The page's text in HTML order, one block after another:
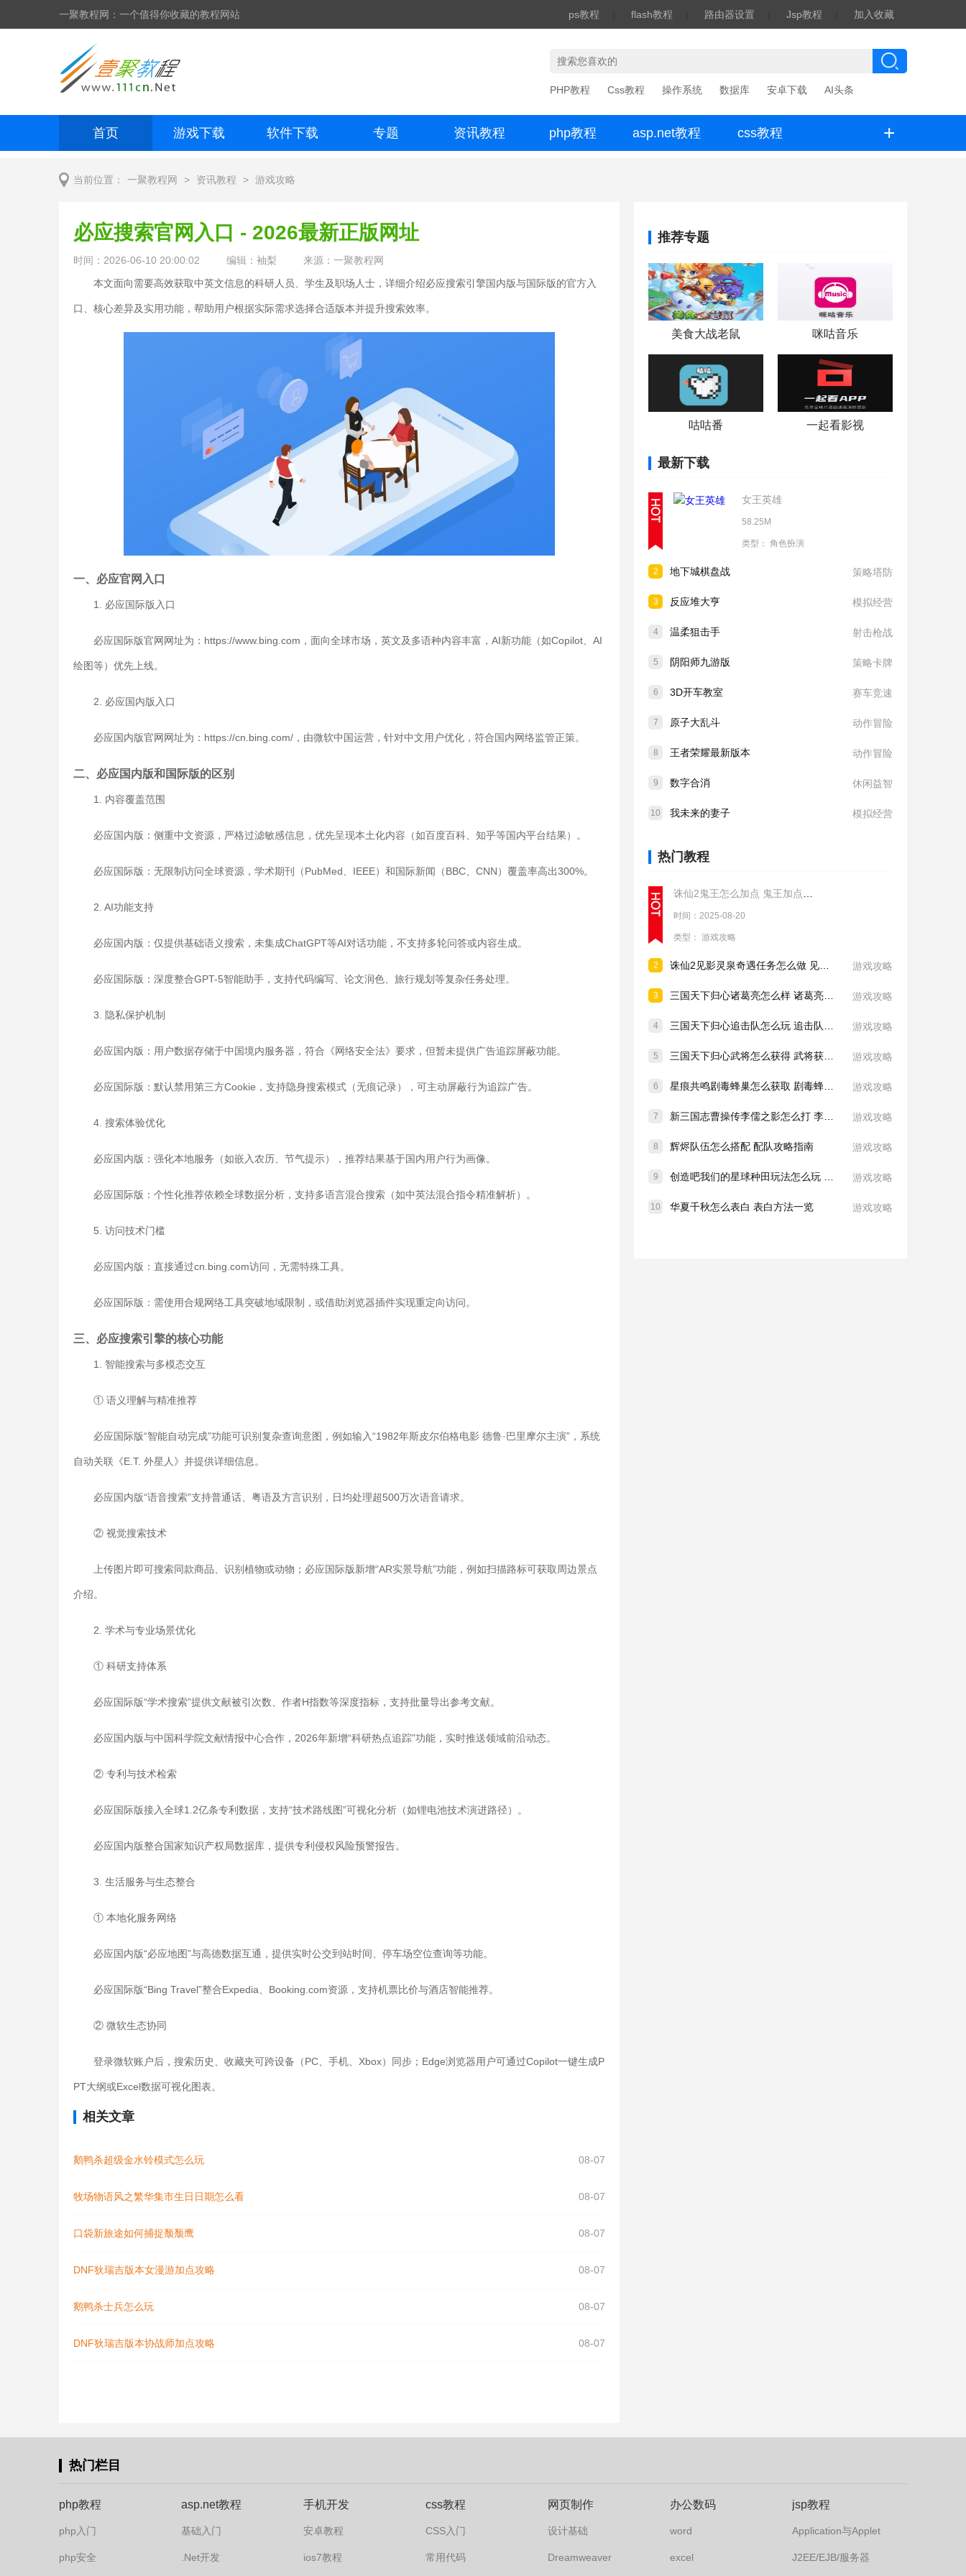
一聚教程网：一个值得你收藏的教程网站 ps教程 flash教程 路由器设置 Jsp教程 加入收藏
PHP教程 Css教程 操作系统 数据库 安卓下载 AI头条
首页 游戏下载 软件下载 专题 资讯教程 php教程 asp.net教程 css教程 +
当前位置： 一聚教程网 > 资讯教程 > 游戏攻略
推荐专题
美食大战老鼠 咪咕音乐
咕咕番 一起看影视
最新下载
女王英雄
58.25M
类型： 角色扮演
2 地下城棋盘战 策略塔防
3 反应堆大亨 模拟经营
4 温柔狙击手 射击枪战
5 阴阳师九游版 策略卡牌
6 3D开车教室 赛车竞速
7 原子大乱斗 动作冒险
8 王者荣耀最新版本 动作冒险
9 数字合消 休闲益智
10 我未来的妻子 模拟经营
热门教程
时间：2025-08-20
类型： 游戏攻略
2 游戏攻略
3 游戏攻略
4 游戏攻略
5 游戏攻略
6 游戏攻略
7 游戏攻略
8 辉烬队伍怎么搭配 配队攻略指南 游戏攻略
9 游戏攻略
10 华夏千秋怎么表白 表白方法一览 游戏攻略
必应搜索官网入口 - 2026最新正版网址
时间：2026-06-10 20:00:02 编辑：袖梨
来源：一聚教程网
本文面向需要高效获取中英文信息的科研人员、学生及职场人士，详细介绍必应搜索引擎国内版与国际版的官方入
口、核心差异及实用功能，帮助用户根据实际需求选择合适版本并提升搜索效率。
一、必应官网入口
1. 必应国际版入口
必应国际版官网网址为：https://www.bing.com，面向全球市场，英文及多语种内容丰富，AI新功能（如Copilot、AI
绘图等）优先上线。
2. 必应国内版入口
必应国内版官网网址为：https://cn.bing.com/，由微软中国运营，针对中文用户优化，符合国内网络监管正策。
二、必应国内版和国际版的区别
1. 内容覆盖范围
必应国内版：侧重中文资源，严格过滤敏感信息，优先呈现本土化内容（如百度百科、知乎等国内平台结果）。
必应国际版：无限制访问全球资源，学术期刊（PubMed、IEEE）和国际新闻（BBC、CNN）覆盖率高出300%。
2. AI功能支持
必应国内版：仅提供基础语义搜索，未集成ChatGPT等AI对话功能，不支持多轮问答或内容生成。
必应国际版：深度整合GPT-5智能助手，支持代码编写、论文润色、旅行规划等复杂任务处理。
3. 隐私保护机制
必应国内版：用户数据存储于中国境内服务器，符合《网络安全法》要求，但暂未提供广告追踪屏蔽功能。
必应国际版：默认禁用第三方Cookie，支持隐身搜索模式（无痕记录），可主动屏蔽行为追踪广告。
4. 搜索体验优化
必应国内版：强化本地服务（如嵌入农历、节气提示），推荐结果基于国内用户行为画像。
必应国际版：个性化推荐依赖全球数据分析，支持多语言混合搜索（如中英法混合指令精准解析）。
5. 访问技术门槛
必应国内版：直接通过cn.bing.com访问，无需特殊工具。
必应国际版：需使用合规网络工具突破地域限制，或借助浏览器插件实现重定向访问。
三、必应搜索引擎的核心功能
1. 智能搜索与多模态交互
① 语义理解与精准推荐
必应国际版“智能自动完成”功能可识别复杂查询意图，例如输入“1982年斯皮尔伯格电影 德鲁·巴里摩尔主演”，系统
自动关联《E.T. 外星人》并提供详细信息。
必应国内版“语音搜索”支持普通话、粤语及方言识别，日均处理超500万次语音请求。
② 视觉搜索技术
上传图片即可搜索同款商品、识别植物或动物；必应国际版新增“AR实景导航”功能，例如扫描路标可获取周边景点
介绍。
2. 学术与专业场景优化
① 科研支持体系
必应国际版“学术搜索”提供文献被引次数、作者H指数等深度指标，支持批量导出参考文献。
必应国内版与中国科学院文献情报中心合作，2026年新增“科研热点追踪”功能，实时推送领域前沿动态。
② 专利与技术检索
必应国际版接入全球1.2亿条专利数据，支持“技术路线图”可视化分析（如锂电池技术演进路径）。
必应国内版整合国家知识产权局数据库，提供专利侵权风险预警报告。
3. 生活服务与生态整合
① 本地化服务网络
必应国内版“必应地图”与高德数据互通，提供实时公交到站时间、停车场空位查询等功能。
必应国际版“Bing Travel”整合Expedia、Booking.com资源，支持机票比价与酒店智能推荐。
② 微软生态协同
登录微软账户后，搜索历史、收藏夹可跨设备（PC、手机、Xbox）同步；Edge浏览器用户可通过Copilot一键生成P
PT大纲或Excel数据可视化图表。
相关文章
鹅鸭杀超级金水铃模式怎么玩 08-07
牧场物语风之繁华集市生日日期怎么看 08-07
口袋新旅途如何捕捉颓颓鹰 08-07
DNF狄瑞吉版本女漫游加点攻略 08-07
鹅鸭杀士兵怎么玩 08-07
DNF狄瑞吉版本协战师加点攻略 08-07
热门栏目
php教程
php入门
php安全
asp.net教程
基础入门
.Net开发
手机开发
安卓教程
ios7教程
css教程
CSS入门
常用代码
网页制作
设计基础
Dreamweaver
办公数码
word
excel
jsp教程
Application与Applet
J2EE/EJB/服务器